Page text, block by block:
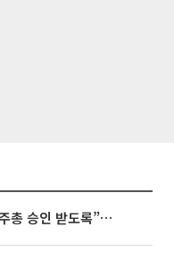
김정관 장관 “반도체 성과급, 주총 승인 받도록”…상법·자본시장법 개정 시사